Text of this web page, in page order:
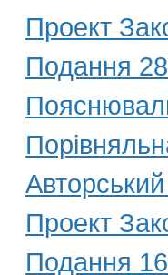
Проект
Подання
Проект
Подання